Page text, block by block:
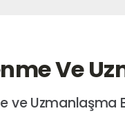
Ve
ve Uzmanlaşma